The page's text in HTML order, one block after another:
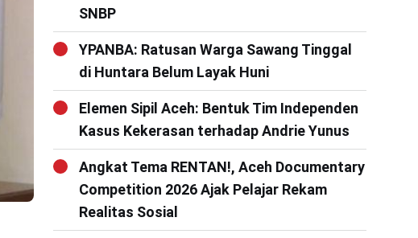
SNBP
YPANBA: Ratusan Warga Sawang Tinggal
di Huntara Belum Layak Huni
Elemen Sipil Aceh: Bentuk Tim Independen
Kasus Kekerasan terhadap Andrie Yunus
Angkat Tema RENTAN!, Aceh Documentary
Competition 2026 Ajak Pelajar Rekam
Realitas Sosial